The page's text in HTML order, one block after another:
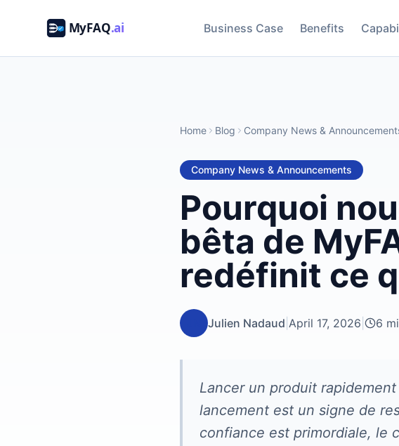
Business Case Benefits
Home Blog Company News &
Company News & Announcements
Pourquoi
bêta de
redéfinit ce
Julien Nadaud April 17, 2026 6
Lancer un produit
lancement est un signe de
confiance est primordiale, le